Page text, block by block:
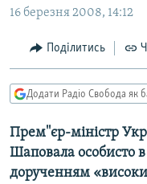
Перейти
пошуку
СУСПІЛЬСТВО
КУЛЬТУРА
СПОРТ
СВІТ
ДОНБАС.РЕАЛІЇ
КРИМ.РЕАЛІЇ
ТИ ЯК?
КИТАЙ.ВИКЛИКИ
МУЛЬТИМЕДІА
16 березня 2008, 14:12
Поділитись
Додати Радіо Свобода як
Прем''єр-міністр
Шаповала особисто
дорученням